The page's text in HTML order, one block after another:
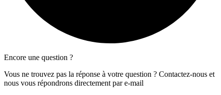
Encore une question ?
Vous ne trouvez pas la réponse à votre question ? Contactez-nous et
nous vous répondrons directement par e-mail